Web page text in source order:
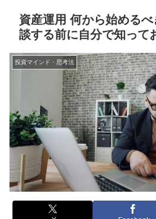
資産運用 何から始める
談する前に自分で知って
投資マインド・思考法